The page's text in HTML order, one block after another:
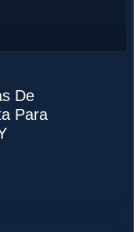
De
Para